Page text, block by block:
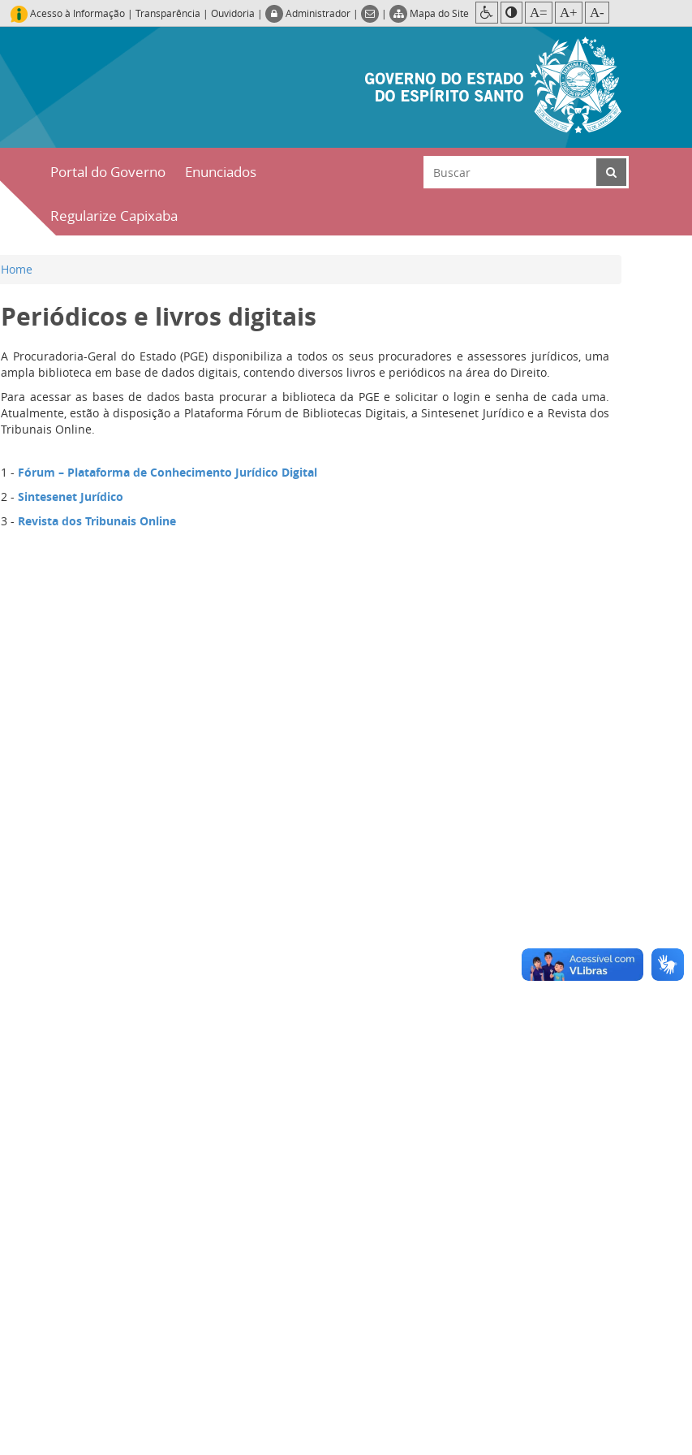
Acesso à Informação | Transparência | Ouvidoria | Administrador | | Mapa do Site A= A+ A-
Portal do Governo Enunciados
Regularize Capixaba
Home
Periódicos e livros digitais
A Procuradoria-Geral do Estado (PGE) disponibiliza a todos os seus procuradores e assessores jurídicos, uma
ampla biblioteca em base de dados digitais, contendo diversos livros e periódicos na área do Direito.
Para acessar as bases de dados basta procurar a biblioteca da PGE e solicitar o login e senha de cada uma.
Atualmente, estão à disposição a Plataforma Fórum de Bibliotecas Digitais, a Sintesenet Jurídico e a Revista dos
Tribunais Online.
1 - Fórum – Plataforma de Conhecimento Jurídico Digital
2 - Sintesenet Jurídico
3 - Revista dos Tribunais Online